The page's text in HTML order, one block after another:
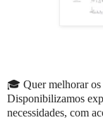
🎓 Quer melhorar os
Disponibilizamos
necessidades, com